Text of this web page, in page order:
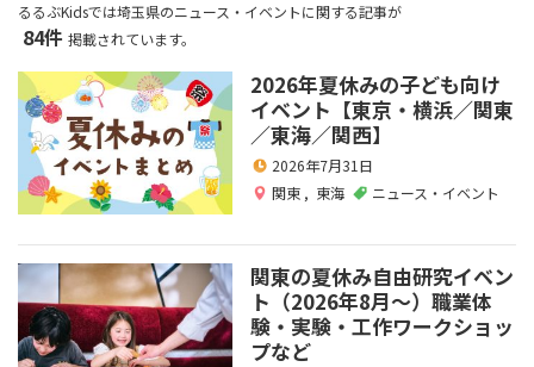
るるぶKidsでは埼玉県のニュース・イベントに関する記事が
84件 掲載されています。
2026年夏休みの子ども向け
イベント【東京・横浜／関東
／東海／関西】
2026年7月31日
関東 , 東海 ニュース・イベント
関東の夏休み自由研究イベン
ト（2026年8月～）職業体
験・実験・工作ワークショッ
プなど